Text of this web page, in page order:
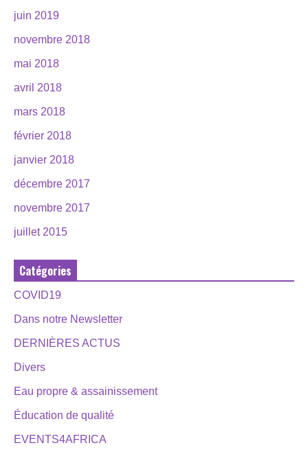
juin 2019
novembre 2018
mai 2018
avril 2018
mars 2018
février 2018
janvier 2018
décembre 2017
novembre 2017
juillet 2015
Catégories
COVID19
Dans notre Newsletter
DERNIÈRES ACTUS
Divers
Eau propre & assainissement
Éducation de qualité
EVENTS4AFRICA